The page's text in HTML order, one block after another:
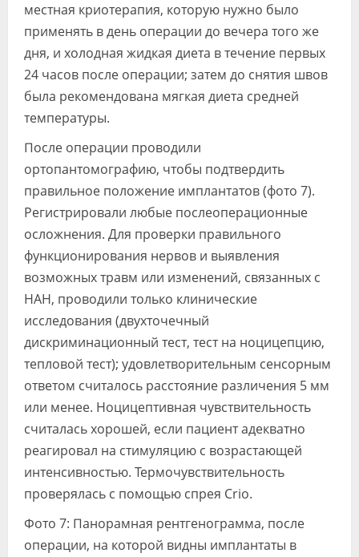
местная криотерапия, которую нужно было
применять в день операции до вечера того же
дня, и холодная жидкая диета в течение первых
24 часов после операции; затем до снятия швов
была рекомендована мягкая диета средней
температуры.
После операции проводили
ортопантомографию, чтобы подтвердить
правильное положение имплантатов (фото 7).
Регистрировали любые послеоперационные
осложнения. Для проверки правильного
функционирования нервов и выявления
возможных травм или изменений, связанных с
НАН, проводили только клинические
исследования (двухточечный
дискриминационный тест, тест на ноцицепцию,
тепловой тест); удовлетворительным сенсорным
ответом считалось расстояние различения 5 мм
или менее. Ноцицептивная чувствительность
считалась хорошей, если пациент адекватно
реагировал на стимуляцию с возрастающей
интенсивностью. Термочувствительность
проверялась с помощью спрея Crio.
Фото 7: Панорамная рентгенограмма, после
операции, на которой видны имплантаты в